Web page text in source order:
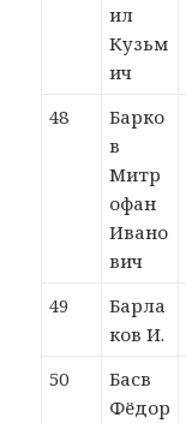
ил
Кузьм
ич
48
Барко
в
Митр
офан
Ивано
вич
49
Барла
ков И.
50
Басв
Фёдор